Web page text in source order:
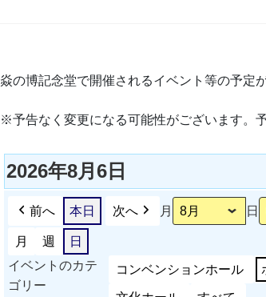
焱の博記念堂で開催されるイベント等の予定
※予告なく変更になる可能性がございます。
2026年8月6日
前へ 本日 次へ 月 日
月 週
日
イベントのカテ
ゴリー
コンベンションホール